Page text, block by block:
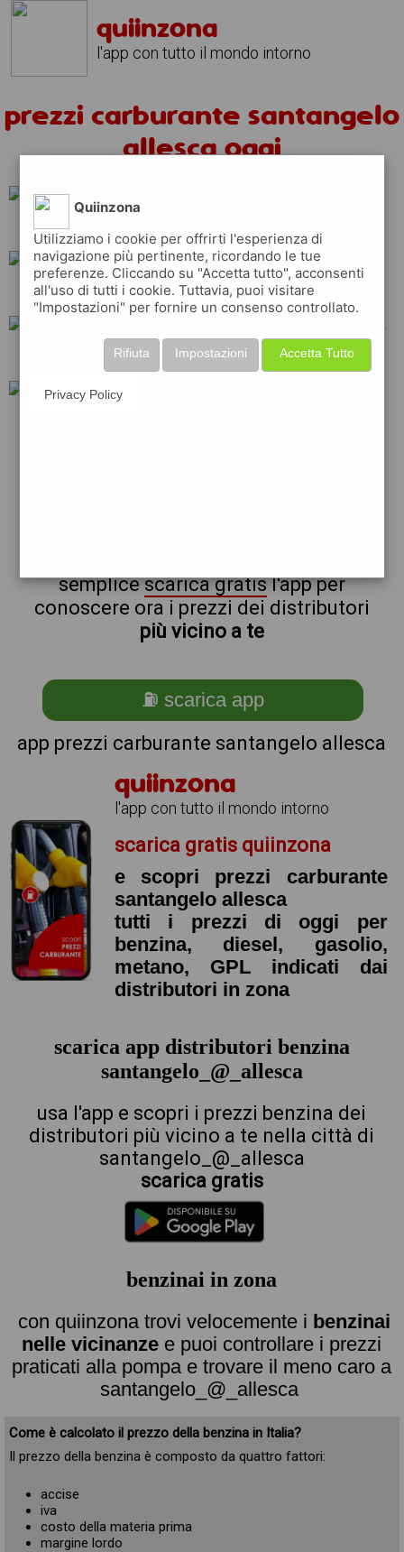
quiinzona
l'app con tutto il mondo intorno
prezzi carburante santangelo
allesca oggi
shell
repsol ip esso
tamoil api
semplicescarica gratisl'app per
conoscere ora i prezzi dei distributori
più vicino a te
⛽ scarica app
app prezzi carburante santangelo allesca
quiinzona
l'app con tutto il mondo intorno
scarica gratis quiinzona
e scopri prezzi carburante
santangelo allesca
tutti i prezzi di oggi per
benzina, diesel, gasolio,
metano, GPL indicati dai
distributori in zona
scarica app distributori benzina
santangelo_@_allesca
usa l'app e scopri i prezzi benzina dei
distributori più vicino a te nella città di
santangelo_@_allesca
scarica gratis
benzinai in zona
con quiinzona trovi velocemente i benzinai
nelle vicinanze e puoi controllare i prezzi
praticati alla pompa e trovare il meno caro a
santangelo_@_allesca
Come è calcolato il prezzo della benzina in Italia?
Il prezzo della benzina è composto da quattro fattori:
accise
iva
costo della materia prima
margine lordo
Quiinzona
Utilizziamo i cookie per offrirti l'esperienza di
navigazione più pertinente, ricordando le tue
preferenze. Cliccando su "Accetta tutto", acconsenti
all'uso di tutti i cookie. Tuttavia, puoi visitare
"Impostazioni" per fornire un consenso controllato.
Accetta Tutto
Impostazioni
Rifiuta
Privacy Policy